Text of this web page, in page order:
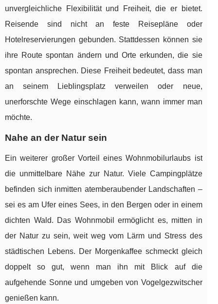
unvergleichliche Flexibilität und Freiheit, die er bietet.
Reisende sind nicht an feste Reisepläne oder
Hotelreservierungen gebunden. Stattdessen können sie
ihre Route spontan ändern und Orte erkunden, die sie
spontan ansprechen. Diese Freiheit bedeutet, dass man
an seinem Lieblingsplatz verweilen oder neue,
unerforschte Wege einschlagen kann, wann immer man
möchte.
Nahe an der Natur sein
Ein weiterer großer Vorteil eines Wohnmobilurlaubs ist
die unmittelbare Nähe zur Natur. Viele Campingplätze
befinden sich inmitten atemberaubender Landschaften –
sei es am Ufer eines Sees, in den Bergen oder in einem
dichten Wald. Das Wohnmobil ermöglicht es, mitten in
der Natur zu sein, weit weg vom Lärm und Stress des
städtischen Lebens. Der Morgenkaffee schmeckt gleich
doppelt so gut, wenn man ihn mit Blick auf die
aufgehende Sonne und umgeben von Vogelgezwitscher
genießen kann.